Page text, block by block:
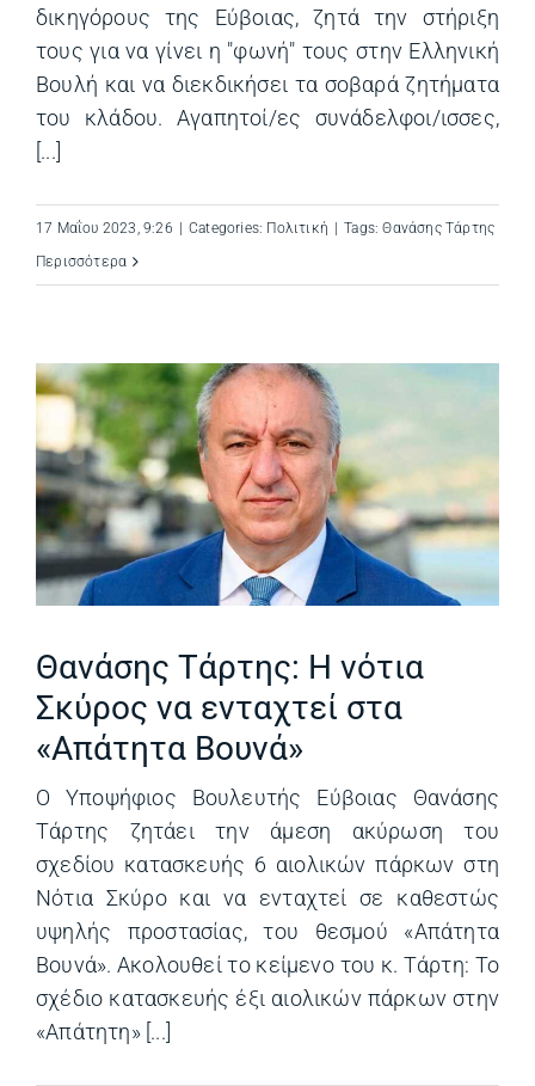
δικηγόρους της Εύβοιας, ζητά την στήριξη
τους για να γίνει η "φωνή" τους στην Ελληνική
Βουλή και να διεκδικήσει τα σοβαρά ζητήματα
του κλάδου. Αγαπητοί/ες συνάδελφοι/ισσες,
[...]
17 Μαΐου 2023, 9:26 | Categories: Πολιτική | Tags:Θανάσης Τάρτης
Περισσότερα
Θανάσης Τάρτης: Η νότια
Σκύρος να ενταχτεί στα
«Απάτητα Βουνά»
Ο Υποψήφιος Βουλευτής Εύβοιας Θανάσης
Τάρτης ζητάει την άμεση ακύρωση του
σχεδίου κατασκευής 6 αιολικών πάρκων στη
Νότια Σκύρο και να ενταχτεί σε καθεστώς
υψηλής προστασίας, του θεσμού «Απάτητα
Βουνά». Ακολουθεί το κείμενο του κ. Τάρτη: Το
σχέδιο κατασκευής έξι αιολικών πάρκων στην
«Απάτητη» [...]